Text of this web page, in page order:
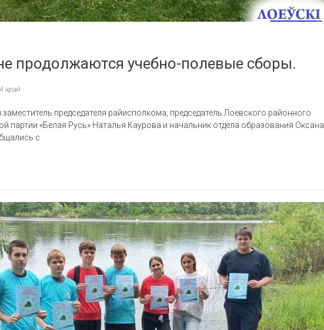
продолжаются учебно-полевые сборы.
край
председателя райисполкома, председатель Лоевского районного
партии «Белая Русь» Наталья Каурова и начальник отдела образования Оксана
с